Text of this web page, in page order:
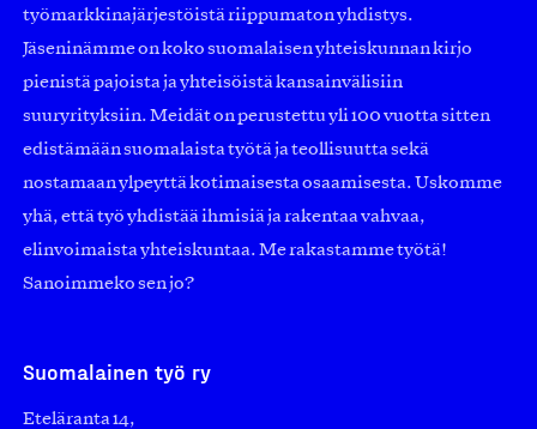
työmarkkinajärjestöistä riippumaton yhdistys.
Jäseninämme on koko suomalaisen yhteiskunnan kirjo
pienistä pajoista ja yhteisöistä kansainvälisiin
suuryrityksiin. Meidät on perustettu yli 100 vuotta sitten
edistämään suomalaista työtä ja teollisuutta sekä
nostamaan ylpeyttä kotimaisesta osaamisesta. Uskomme
yhä, että työ yhdistää ihmisiä ja rakentaa vahvaa,
elinvoimaista yhteiskuntaa. Me rakastamme työtä!
Sanoimmeko sen jo?
Suomalainen työ ry
Eteläranta 14,